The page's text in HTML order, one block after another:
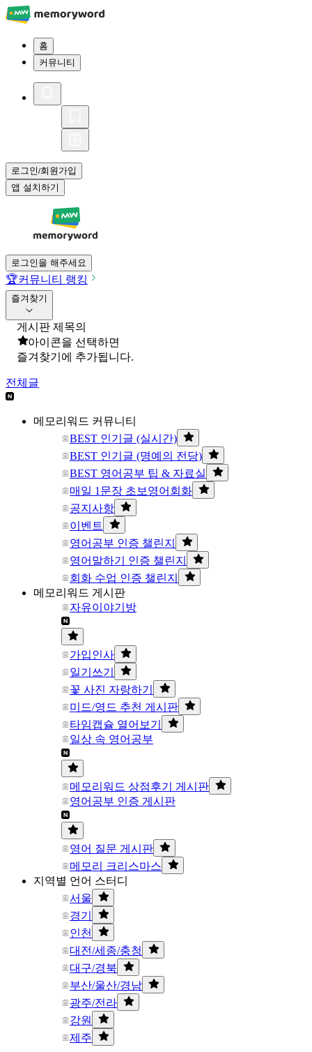
홈
커뮤니티
로그인/회원가입
앱 설치하기
로그인을 해주세요
🏆커뮤니티 랭킹
즐겨찾기
게시판 제목의
아이콘을 선택하면
즐겨찾기에 추가됩니다.
전체글
메모리워드 커뮤니티
BEST 인기글 (실시간)
BEST 인기글 (명예의 전당)
BEST 영어공부 팁 & 자료실
매일 1문장 초보영어회화
공지사항
이벤트
영어공부 인증 챌린지
영어말하기 인증 챌린지
회화 수업 인증 챌린지
메모리워드 게시판
자유이야기방
가입인사
일기쓰기
꽃 사진 자랑하기
미드/영드 추천 게시판
타임캡슐 열어보기
일상 속 영어공부
메모리워드 상점후기 게시판
영어공부 인증 게시판
영어 질문 게시판
메모리 크리스마스
지역별 언어 스터디
서울
경기
인천
대전/세종/충청
대구/경북
부산/울산/경남
광주/전라
강원
제주